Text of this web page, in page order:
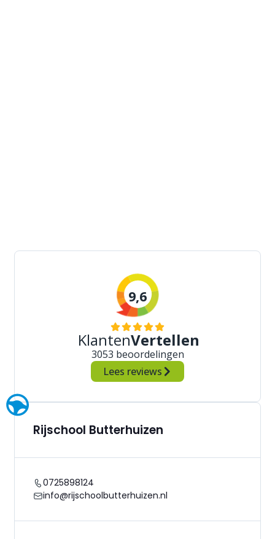
Rijschool Butterhuizen
0725898124
info@rijschoolbutterhuizen.nl
9,6
KlantenVertellen
3053 beoordelingen
Lees reviews